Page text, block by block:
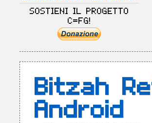
SOSTIENI IL PROGETTO
C=FG!
Bitzah
Android